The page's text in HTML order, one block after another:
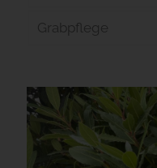
Grabpflege